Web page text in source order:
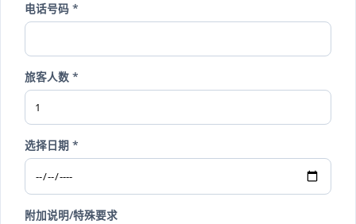
电话号码 *
旅客人数 *
选择日期 *
附加说明/特殊要求